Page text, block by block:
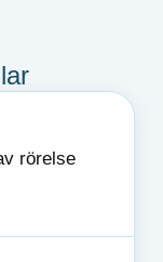
rörelse